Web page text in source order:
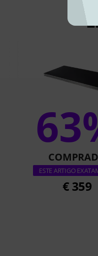
ESTE ARTIGO
€ 359